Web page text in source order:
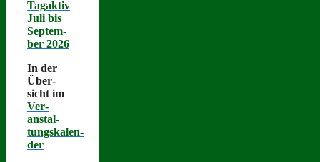
Tagak­tiv
Juli bis
Sep­tem­
ber 2026
In der
Über­
sicht im
Ver­
anstal­
tungskalen­
der